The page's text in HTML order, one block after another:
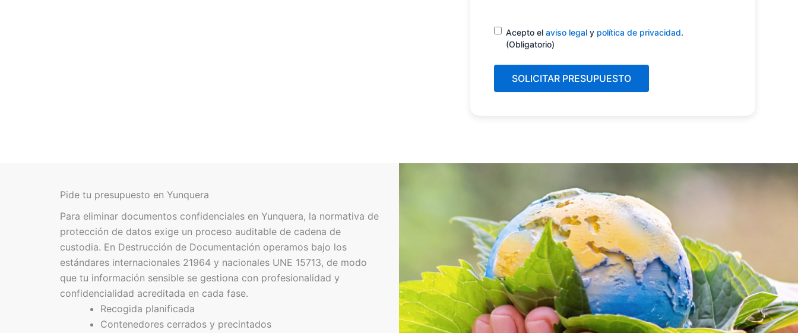
Consentimiento (Obligatorio)
Acepto el aviso legal y política de privacidad.
(Obligatorio)
Pide tu presupuesto en Yunquera
Para eliminar documentos confidenciales en Yunquera, la normativa de
protección de datos exige un proceso auditable de cadena de
custodia. En Destrucción de Documentación operamos bajo los
estándares internacionales 21964 y nacionales UNE 15713, de modo
que tu información sensible se gestiona con profesionalidad y
confidencialidad acreditada en cada fase.
Recogida planificada
Contenedores cerrados y precintados